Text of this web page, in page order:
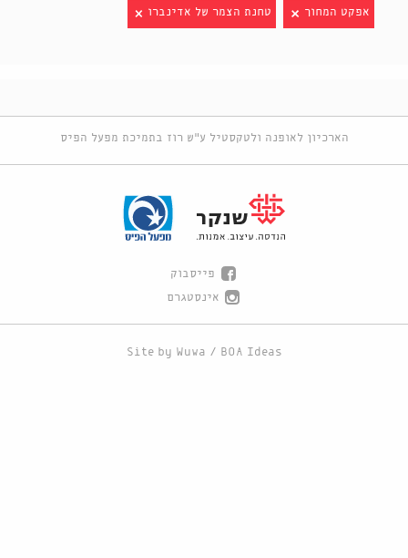
אפקט המחוך טחנת הצמר של אדינברו
הארכיון לאופנה ולטקסטיל ע"ש רוז בתמיכת מפעל הפיס
פייסבוק
אינסטגרם
Site by Wuwa / BOA Ideas